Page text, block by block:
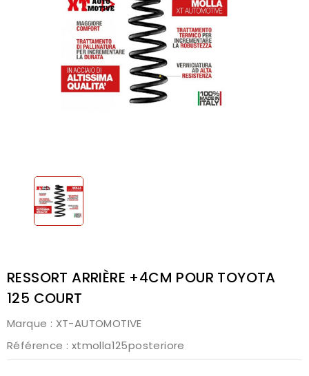
RESSORT ARRIÈRE +4CM POUR TOYOTA
125 COURT
Marque : XT-AUTOMOTIVE
Référence : xtmolla125posteriore